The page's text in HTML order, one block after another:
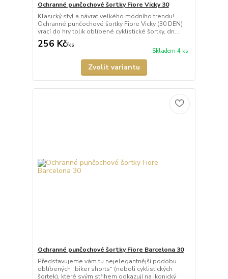
Ochranné punčochové šortky Fiore Vicky 30
Klasický styl a návrat velkého módního trendu!
Ochranné punčochové šortky Fiore Vicky (30 DEN)
vrací do hry tolik oblíbené cyklistické šortky, dn...
256 Kč/ks
Skladem 4 ks
Zvolit variantu
Ochranné punčochové šortky Fiore Barcelona 30
Představujeme vám tu nejelegantnější podobu
oblíbených „biker shorts“ (neboli cyklistických
šortek), které svým střihem odkazují na ikonický